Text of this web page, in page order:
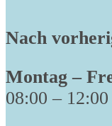
Nach
Montag –
08:00 –